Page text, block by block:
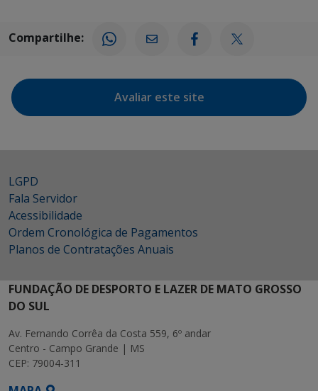
Compartilhe:
Avaliar este site
LGPD
Fala Servidor
Acessibilidade
Ordem Cronológica de Pagamentos
Planos de Contratações Anuais
FUNDAÇÃO DE DESPORTO E LAZER DE MATO GROSSO
DO SUL
Av. Fernando Corrêa da Costa 559, 6º andar
Centro - Campo Grande | MS
CEP: 79004-311